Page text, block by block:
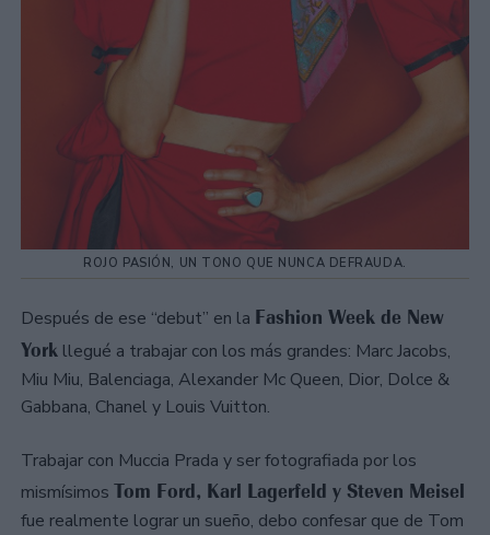
ROJO PASIÓN, UN TONO QUE NUNCA DEFRAUDA.
Después de ese “debut” en la Fashion Week de New
York llegué a trabajar con los más grandes: Marc Jacobs,
Miu Miu, Balenciaga, Alexander Mc Queen, Dior, Dolce &
Gabbana, Chanel y Louis Vuitton.
Trabajar con Muccia Prada y ser fotografiada por los
mismísimos Tom Ford, Karl Lagerfeld y Steven Meisel
fue realmente lograr un sueño, debo confesar que de Tom